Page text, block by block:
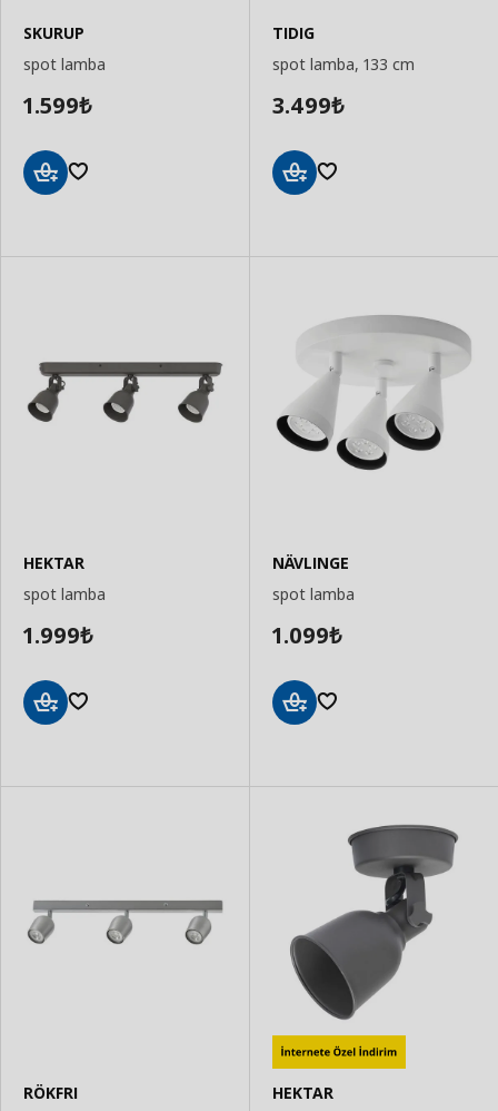
SKURUP
spot lamba
1.599₺
TIDIG
spot lamba, 133 cm
3.499₺
HEKTAR
spot lamba
1.999₺
NÄVLINGE
spot lamba
1.099₺
RÖKFRI
HEKTAR